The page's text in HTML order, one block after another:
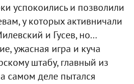
успокоились и позволили
у которых активничали
и Гусев, но...
ужасная игра и куча
штабу, главный из
самом деле пытался